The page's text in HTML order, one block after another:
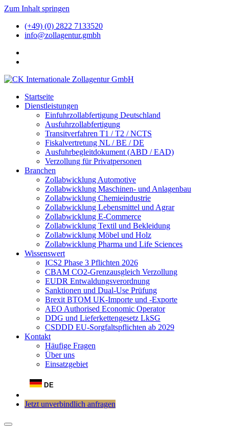
Zum Inhalt springen
(+49) (0) 2822 7133520
info@zollagentur.gmbh
Startseite
Dienstleistungen
Einfuhrzollabfertigung Deutschland
Ausfuhrzollabfertigung
Transitverfahren T1 / T2 / NCTS
Fiskalvertretung NL / BE / DE
Ausfuhrbegleitdokument (ABD / EAD)
Verzollung für Privatpersonen
Branchen
Zollabwicklung Automotive
Zollabwicklung Maschinen- und Anlagenbau
Zollabwicklung Chemieindustrie
Zollabwicklung Lebensmittel und Agrar
Zollabwicklung E-Commerce
Zollabwicklung Textil und Bekleidung
Zollabwicklung Möbel und Holz
Zollabwicklung Pharma und Life Sciences
Wissenswert
ICS2 Phase 3 Pflichten 2026
CBAM CO2-Grenzausgleich Verzollung
EUDR Entwaldungsverordnung
Sanktionen und Dual-Use Prüfung
Brexit BTOM UK-Importe und -Exporte
AEO Authorised Economic Operator
DDG und Lieferkettengesetz LkSG
CSDDD EU-Sorgfaltspflichten ab 2029
Kontakt
Häufige Fragen
Über uns
Einsatzgebiet
DE
Jetzt unverbindlich anfragen